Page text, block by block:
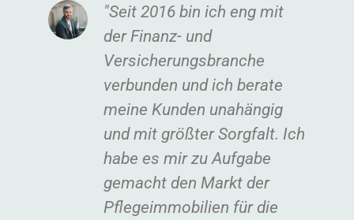
"Seit 2016 bin ich eng mit
der Finanz- und
Versicherungsbranche
verbunden und ich berate
meine Kunden unahängig
und mit größter Sorgfalt. Ich
habe es mir zu Aufgabe
gemacht den Markt der
Pflegeimmobilien für die